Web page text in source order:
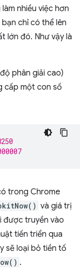
nhiều việc hơn
bạn chỉ có thể lên
lớn đó. Như vậy là
phân giải cao)
cấp một con số
trong Chrome
và giá trị
được truyền vào
tiến triển qua
sẽ loại bỏ tiền tố
.